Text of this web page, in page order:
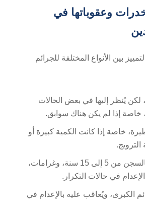
وعقوباتها في
بين الأنواع المختلفة للجرائم
لكن يُنظر إليها في بعض الحالات
خاصة إذا لم يكن هناك سوابق.
خاصة إذا كانت الكمية كبيرة أو
: يُعاقب عليه بالسجن من 5 إلى 15 سنة، وغرامات،
في حالات التكرار.
الكبرى، ويُعاقب عليه بالإعدام في